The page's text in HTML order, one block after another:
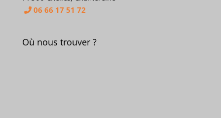
06 66 17 51 72
Où nous trouver ?